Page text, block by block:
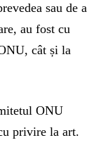
sau de a
au fost cu
cât și la
ONU
privire la art.